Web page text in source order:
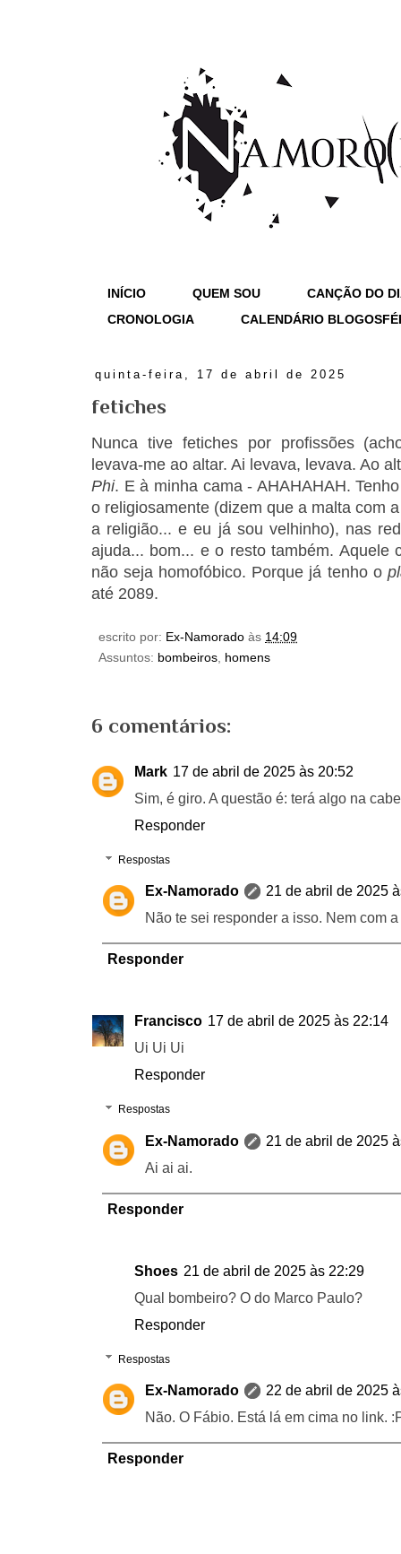
INÍCIO QUEM SOU
CANÇÃO DO
CRONOLOGIA
CALENDÁRIO
quinta-feira, 17 de abril de 2025
fetiches
Nunca tive fetiches por profissões
levava-me ao altar. Ai levava, levava. Ao
Phi. E à minha cama - AHAHAHAH.
o religiosamente (dizem que a malta com
a religião... e eu já sou velhinho), nas
ajuda... bom... e o resto também. Aquele
não seja homofóbico. Porque já tenho o
até 2089.
escrito por: Ex-Namorado às 14:09
Assuntos: bombeiros homens
6 comentários:
Mark 17 de abril de 2025 às 20:52
Sim, é giro. A questão é: terá algo na
Responder
Respostas
Ex-Namorado
21 de abril de 2025
Não te sei responder a isso. Nem com
Responder
Francisco 17 de abril de 2025 às 22:14
Ui Ui Ui
Responder
Respostas
Ex-Namorado
21 de abril de 2025
Ai ai ai.
Responder
Shoes 21 de abril de 2025 às 22:29
Qual bombeiro? O do Marco Paulo?
Responder
Respostas
Ex-Namorado
22 de abril de 2025
Não. O Fábio. Está lá em cima no link.
Responder